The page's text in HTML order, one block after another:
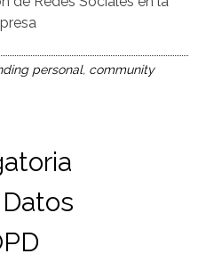
personal, community